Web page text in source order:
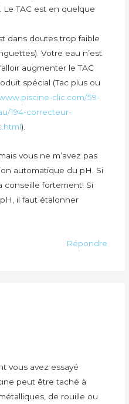
Le TAC est en quelque
dans doutes trop faible
Votre eau n’est
augmenter le TAC
spécial (Tac plus ou
clic.com/59-
194-correcteur-
).
vous ne m’avez pas
automatique du pH. Si
conseille fortement! Si
il faut étalonner
Répondre
vous avez essayé
peut être taché à
de rouille ou